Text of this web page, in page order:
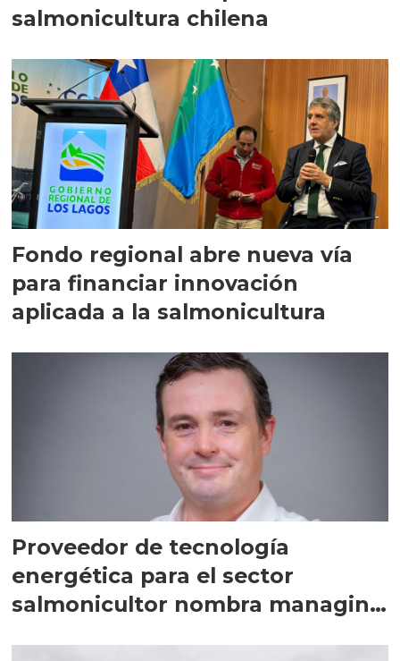
salmonicultura chilena
Fondo regional abre nueva vía
para financiar innovación
aplicada a la salmonicultura
Proveedor de tecnología
energética para el sector
salmonicultor nombra managing